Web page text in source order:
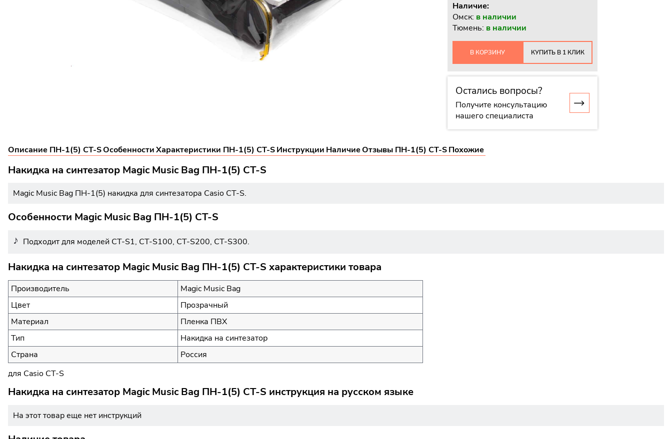
Наличие:
Омск: в наличии
Тюмень: в наличии
В КОРЗИНУ КУПИТЬ В 1 КЛИК
Остались вопросы?
Получите консультацию
нашего специалиста
Описание ПН-1(5) CT-SОсобенностиХарактеристики ПН-1(5) CT-SИнструкции НаличиеОтзывы ПН-1(5) CT-SПохожие
Накидка на синтезатор Magic Music Bag ПН-1(5) CT-S
Magic Music Bag ПН-1(5) накидка для синтезатора Casio CT-S.
Особенности Magic Music Bag ПН-1(5) CT-S
Подходит для моделей CT-S1, CT-S100, CT-S200, CT-S300.
Накидка на синтезатор Magic Music Bag ПН-1(5) CT-S характеристики товара
Производитель
Magic Music Bag
Цвет
Прозрачный
Материал
Пленка ПВХ
Тип
Накидка на синтезатор
Страна
Россия
для Casio CT-S
Накидка на синтезатор Magic Music Bag ПН-1(5) CT-S инструкция на русском языке
На этот товар еще нет инструкций